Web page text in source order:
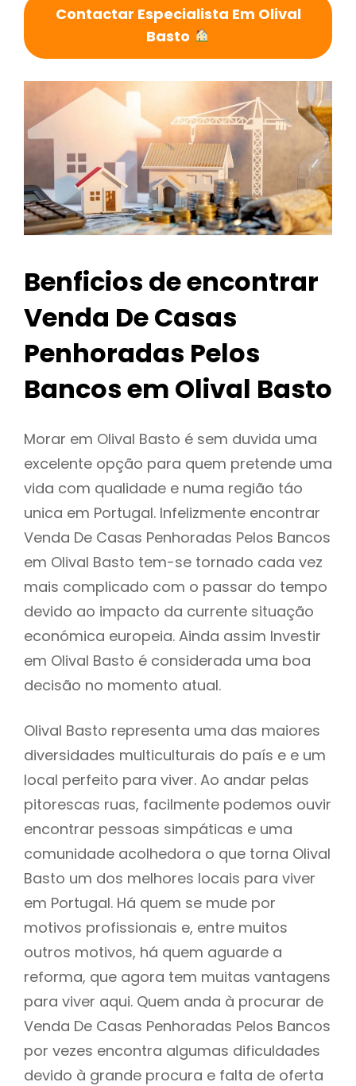
Contactar Especialista Em Olival
Basto
Benficios de encontrar
Venda De Casas
Penhoradas Pelos
Bancos em Olival Basto
Morar em Olival Basto é sem duvida uma
excelente opção para quem pretende uma
vida com qualidade e numa região táo
unica em Portugal. Infelizmente encontrar
Venda De Casas Penhoradas Pelos Bancos
em Olival Basto tem-se tornado cada vez
mais complicado com o passar do tempo
devido ao impacto da currente situação
económica europeia. Ainda assim Investir
em Olival Basto é considerada uma boa
decisão no momento atual.
Olival Basto representa uma das maiores
diversidades multiculturais do país e e um
local perfeito para viver. Ao andar pelas
pitorescas ruas, facilmente podemos ouvir
encontrar pessoas simpáticas e uma
comunidade acolhedora o que torna Olival
Basto um dos melhores locais para viver
em Portugal. Há quem se mude por
motivos profissionais e, entre muitos
outros motivos, há quem aguarde a
reforma, que agora tem muitas vantagens
para viver aqui. Quem anda à procurar de
Venda De Casas Penhoradas Pelos Bancos
por vezes encontra algumas dificuldades
devido à grande procura e falta de oferta